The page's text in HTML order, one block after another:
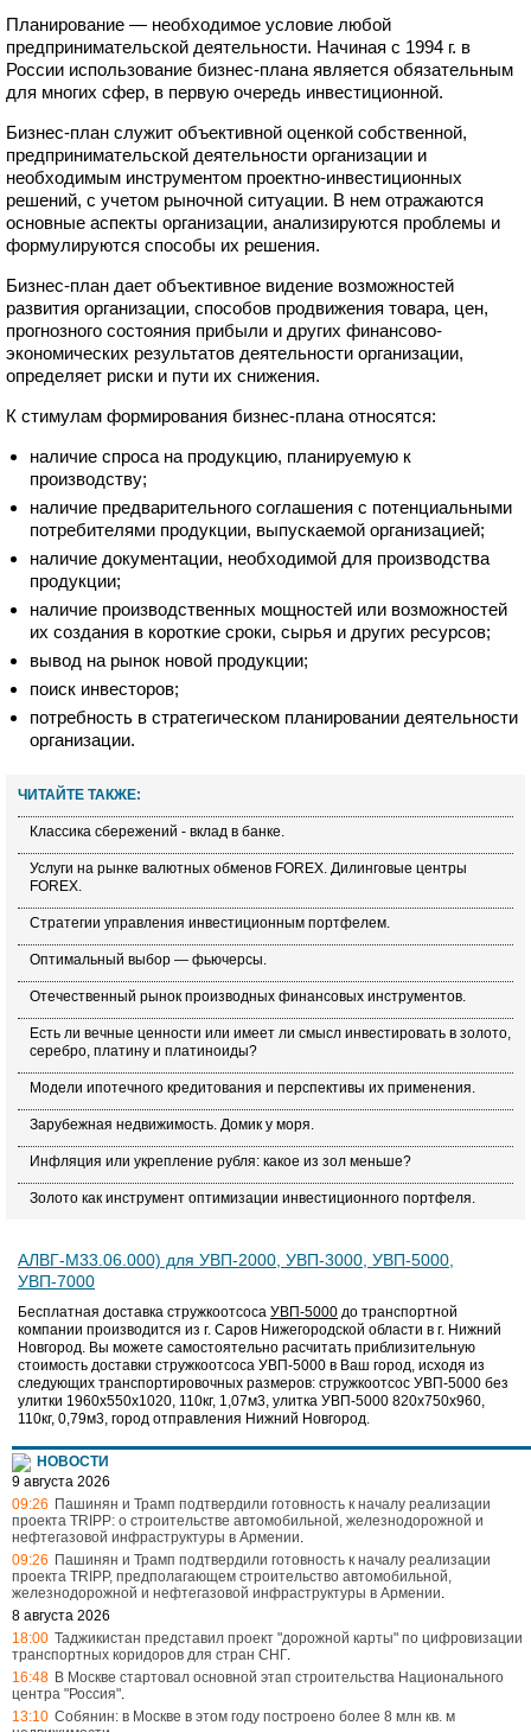
Планирование — необходимое условие любой
предпринимательской деятельности. Начиная с 1994 г. в
России использование бизнес-плана является обязательным
для многих сфер, в первую очередь инвестиционной.
Бизнес-план служит объективной оценкой собственной,
предпринимательской деятельности организации и
необходимым инструментом проектно-инвестиционных
решений, с учетом рыночной ситуации. В нем отражаются
основные аспекты организации, анализируются проблемы и
формулируются способы их решения.
Бизнес-план дает объективное видение возможностей
развития организации, способов продвижения товара, цен,
прогнозного состояния прибыли и других финансово-
экономических результатов деятельности организации,
определяет риски и пути их снижения.
К стимулам формирования бизнес-плана относятся:
наличие спроса на продукцию, планируемую к
производству;
наличие предварительного соглашения с потенциальными
потребителями продукции, выпускаемой организацией;
наличие документации, необходимой для производства
продукции;
наличие производственных мощностей или возможностей
их создания в короткие сроки, сырья и других ресурсов;
вывод на рынок новой продукции;
поиск инвесторов;
потребность в стратегическом планировании деятельности
организации.
ЧИТАЙТЕ ТАКЖЕ:
Классика сбережений - вклад в банке.
Услуги на рынке валютных обменов FOREX. Дилинговые центры
FOREX.
Стратегии управления инвестиционным портфелем.
Оптимальный выбор — фьючерсы.
Отечественный рынок производных финансовых инструментов.
Есть ли вечные ценности или имеет ли смысл инвестировать в золото,
серебро, платину и платиноиды?
Модели ипотечного кредитования и перспективы их применения.
Зарубежная недвижимость. Домик у моря.
Инфляция или укрепление рубля: какое из зол меньше?
Золото как инструмент оптимизации инвестиционного портфеля.
АЛВГ-М33.06.000) для УВП-2000, УВП-3000, УВП-5000,
УВП-7000
Бесплатная доставка стружкоотсоса УВП-5000 до транспортной
компании производится из г. Саров Нижегородской области в г. Нижний
Новгород. Вы можете самостоятельно расчитать приблизительную
стоимость доставки стружкоотсоса УВП-5000 в Ваш город, исходя из
следующих транспортировочных размеров: стружкоотсос УВП-5000 без
улитки 1960х550х1020, 110кг, 1,07м3, улитка УВП-5000 820х750х960,
110кг, 0,79м3, город отправления Нижний Новгород.
НОВОСТИ
9 августа 2026
09:26 Пашинян и Трамп подтвердили готовность к началу реализации
проекта TRIPP: о строительстве автомобильной, железнодорожной и
нефтегазовой инфраструктуры в Армении.
09:26 Пашинян и Трамп подтвердили готовность к началу реализации
проекта TRIPP, предполагающем строительство автомобильной,
железнодорожной и нефтегазовой инфраструктуры в Армении.
8 августа 2026
18:00 Таджикистан представил проект "дорожной карты" по цифровизации
транспортных коридоров для стран СНГ.
16:48 В Москве стартовал основной этап строительства Национального
центра "Россия".
13:10 Собянин: в Москве в этом году построено более 8 млн кв. м